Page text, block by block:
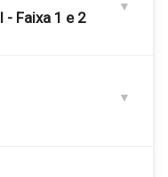
- Faixa 1 e 2